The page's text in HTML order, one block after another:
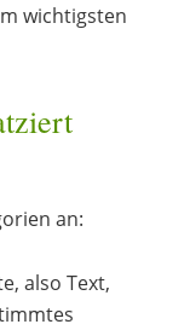
wichtigsten
an:
also Text,